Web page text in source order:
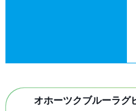
オホーツクブルーラグ